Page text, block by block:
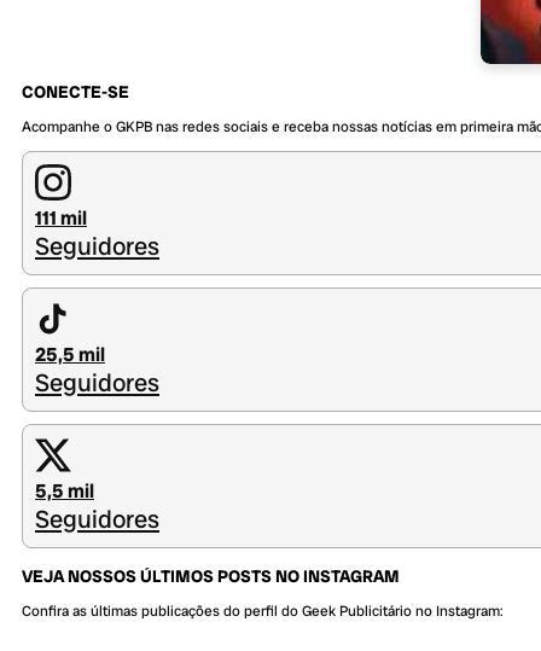
CONECTE-SE
Acompanhe o GKPB nas redes sociais e receba nossas notícias em primeira
111 mil
Seguidores
25,5 mil
Seguidores
5,5 mil
Seguidores
VEJA NOSSOS ÚLTIMOS POSTS NO INSTAGRAM
Confira as últimas publicações do perfil do Geek Publicitário no Instagram: